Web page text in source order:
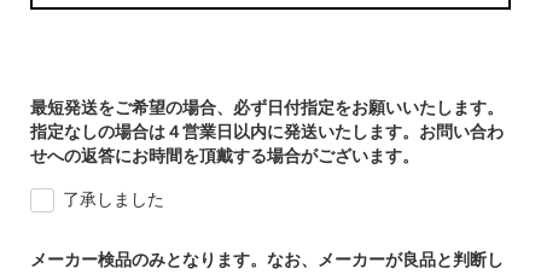
最短発送をご希望の場合、必ず日付指定をお願いいたします。
指定なしの場合は４営業日以内に発送いたします。お問い合わ
せへの返答にお時間を頂戴する場合がございます。
了承しました
メーカー検品のみとなります。なお、メーカーが良品と判断し